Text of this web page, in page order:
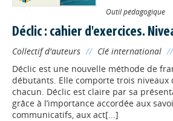
Outil pédagogique
Déclic : cahier d'exercices.
Collectif d'auteurs // Clé international //
Déclic est une nouvelle méthode de
débutants. Elle comporte trois niveaux
chacun. Déclic est claire par sa
grâce à l’importance accordée aux
communicatifs, aux act[...]